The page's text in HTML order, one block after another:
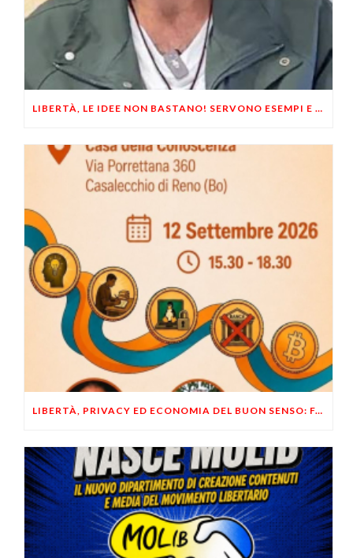
LIBERTÀ, LE IDEE NON BASTANO! SERVONO ESEMPI E UN PO’ DI COERENZA
LIBERTÀ, PRIVACY ED ECONOMIA DEL BUON SENSO: FACCO E MUSUMECI A CASALECCHIO DI RENO (BO)